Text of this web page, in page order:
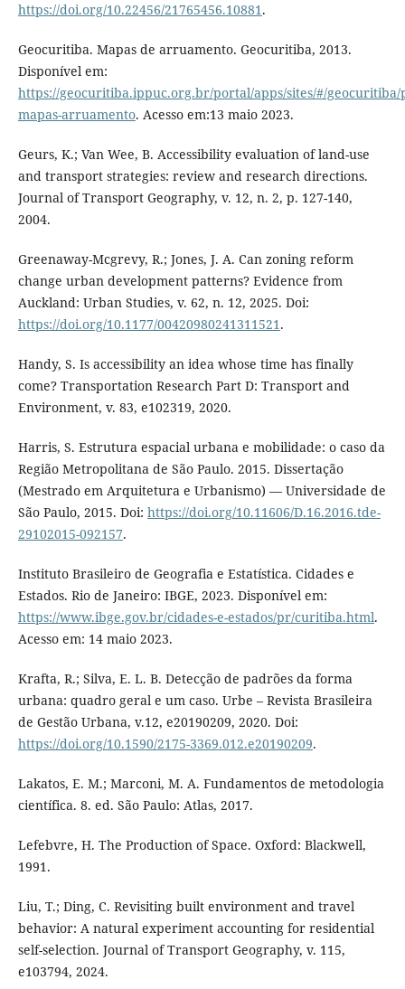
https://doi.org/10.22456/21765456.10881.
Geocuritiba. Mapas de arruamento. Geocuritiba, 2013.
Disponível em:
https://geocuritiba.ippuc.org.br/portal/apps/sites/#/geocuritiba/
mapas-arruamento. Acesso em:13 maio 2023.
Geurs, K.; Van Wee, B. Accessibility evaluation of land-use
and transport strategies: review and research directions.
Journal of Transport Geography, v. 12, n. 2, p. 127-140,
2004.
Greenaway-Mcgrevy, R.; Jones, J. A. Can zoning reform
change urban development patterns? Evidence from
Auckland: Urban Studies, v. 62, n. 12, 2025. Doi:
https://doi.org/10.1177/00420980241311521.
Handy, S. Is accessibility an idea whose time has finally
come? Transportation Research Part D: Transport and
Environment, v. 83, e102319, 2020.
Harris, S. Estrutura espacial urbana e mobilidade: o caso da
Região Metropolitana de São Paulo. 2015. Dissertação
(Mestrado em Arquitetura e Urbanismo) — Universidade de
São Paulo, 2015. Doi: https://doi.org/10.11606/D.16.2016.tde-
29102015-092157.
Instituto Brasileiro de Geografia e Estatística. Cidades e
Estados. Rio de Janeiro: IBGE, 2023. Disponível em:
https://www.ibge.gov.br/cidades-e-estados/pr/curitiba.html.
Acesso em: 14 maio 2023.
Krafta, R.; Silva, E. L. B. Detecção de padrões da forma
urbana: quadro geral e um caso. Urbe – Revista Brasileira
de Gestão Urbana, v.12, e20190209, 2020. Doi:
https://doi.org/10.1590/2175-3369.012.e20190209.
Lakatos, E. M.; Marconi, M. A. Fundamentos de metodologia
científica. 8. ed. São Paulo: Atlas, 2017.
Lefebvre, H. The Production of Space. Oxford: Blackwell,
1991.
Liu, T.; Ding, C. Revisiting built environment and travel
behavior: A natural experiment accounting for residential
self-selection. Journal of Transport Geography, v. 115,
e103794, 2024.